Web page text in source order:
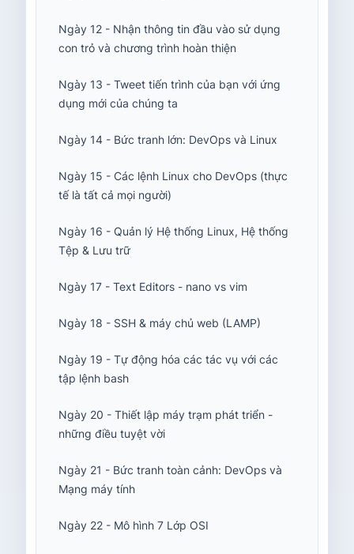
Ngày 12 - Nhận thông tin đầu vào sử dụng
con trỏ và chương trình hoàn thiện
Ngày 13 - Tweet tiến trình của bạn với ứng
dụng mới của chúng ta
Ngày 14 - Bức tranh lớn: DevOps và Linux
Ngày 15 - Các lệnh Linux cho DevOps (thực
tế là tất cả mọi người)
Ngày 16 - Quản lý Hệ thống Linux, Hệ thống
Tệp & Lưu trữ
Ngày 17 - Text Editors - nano vs vim
Ngày 18 - SSH & máy chủ web (LAMP)
Ngày 19 - Tự động hóa các tác vụ với các
tập lệnh bash
Ngày 20 - Thiết lập máy trạm phát triển -
những điều tuyệt vời
Ngày 21 - Bức tranh toàn cảnh: DevOps và
Mạng máy tính
Ngày 22 - Mô hình 7 Lớp OSI